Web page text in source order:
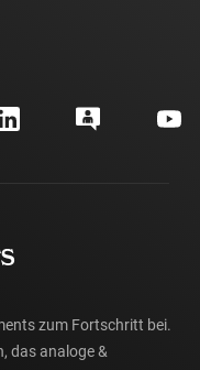
zum Fortschritt bei.
das analoge &